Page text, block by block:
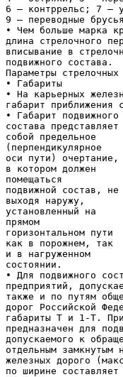
6 – контррельс; 7 –
9 – переводные
• Чем больше марка
длина стрелочного
вписывание в
подвижного состава.
Параметры стрелочных
• Габариты
• На карьерных
габарит приближения
• Габарит подвижного
состава представляет
собой предельное
(перпендикулярное
оси пути) очертание,
в котором должен
помещаться
подвижной состав, не
выходя наружу,
установленный на
прямом
горизонтальном пути
как в порожнем, так
и в нагруженном
состоянии.
• Для подвижного
предприятий,
также и по путям
дорог Российской
габариты Т и 1-Т.
предназначен для
допускаемого к
отдельным замкнутым
железных дорого
по ширине